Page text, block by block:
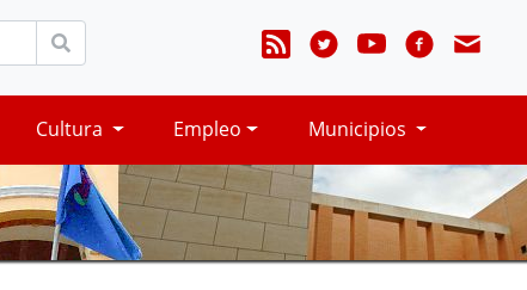
Cultura Empleo Municipios